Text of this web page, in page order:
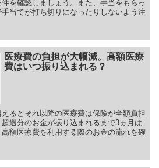
を確認しましょう。また、手当をもらっ
当てが打ち切りになったりしないよう注
医療費の負担が大幅減。高額医療
費はいつ振り込まれる？
るとそれ以降の医療費は保険が全額負担
過分のお金が振り込まれるまで3ヵ月は
額医療費を利用する際のお金の流れを確